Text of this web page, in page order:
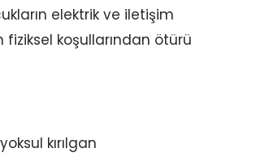
elektrik ve iletişim
koşullarından ötürü
kırılgan